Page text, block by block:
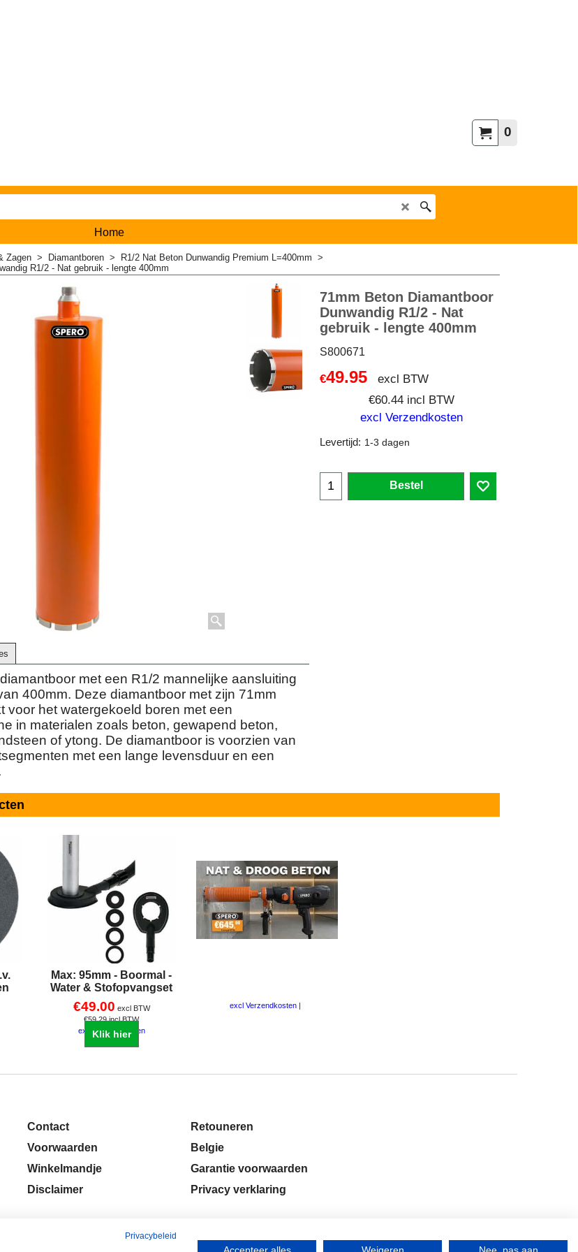
0
Home
Zagen > Diamantboren > R1/2 Nat Beton Dunwandig Premium L=400mm >
R1/2 - Nat gebruik - lengte 400mm
71mm Beton Diamantboor
Dunwandig R1/2 - Nat
gebruik - lengte 400mm
S800671
€49.95
excl BTW
€60.44 incl BTW
excl Verzendkosten
Levertijd: 1-3 dagen
Bestel
met een R1/2 mannelijke aansluiting
400mm. Deze diamantboor met zijn 71mm
voor het watergekoeld boren met een
in materialen zoals beton, gewapend beton,
of ytong. De diamantboor is voorzien van
met een lange levensduur en een
Max: 95mm - Boormal -
Water & Stofopvangset
€49.00 excl BTW
€59.29 incl BTW
excl Verzendkosten
Klik hier
excl Verzendkosten
Contact
Voorwaarden
Winkelmandje
Disclaimer
Retouneren
Belgie
Garantie voorwaarden
Privacy verklaring
Privacybeleid